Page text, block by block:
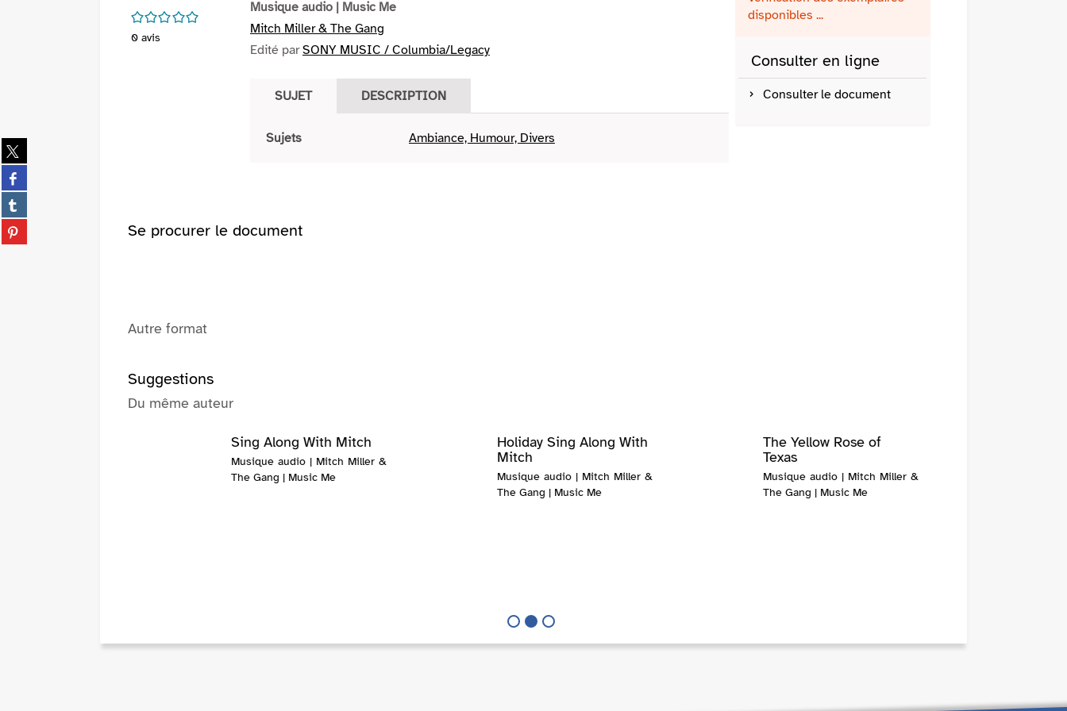
Partager
sur
twitter
(Nouvelle
fenêtre)
Partager
sur
facebook
(Nouvelle
fenêtre)
Partager
sur
tumblr
Partager
sur
/5
0 avis
Musique audio | Music Me
Mitch Miller & The Gang
Edité parSONY MUSIC / Columbia/Legacy
SUJET DESCRIPTION
Sujets Ambiance, Humour, Divers
disponibles ...
Consulter en ligne
Consulter le document
Se procurer le document
Autre format
Suggestions
Du même auteur
Holiday Sing Along With
Mitch
Musique audio | Mitch Miller &
The Gang | Music Me
The Yellow Rose of
Texas
Musique audio | Mitch Miller &
The Gang | Music Me
Sing Along With Mitch
Musique audio | Mitch Miller &
The Gang | Music Me